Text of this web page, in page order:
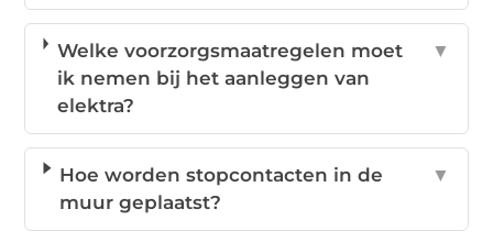
Welke voorzorgsmaatregelen moet
ik nemen bij het aanleggen van
elektra?
▼
Hoe worden stopcontacten in de
muur geplaatst?
▼